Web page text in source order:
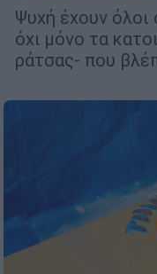
Ψυχή έχουν όλοι
όχι μόνο τα
ράτσας- που